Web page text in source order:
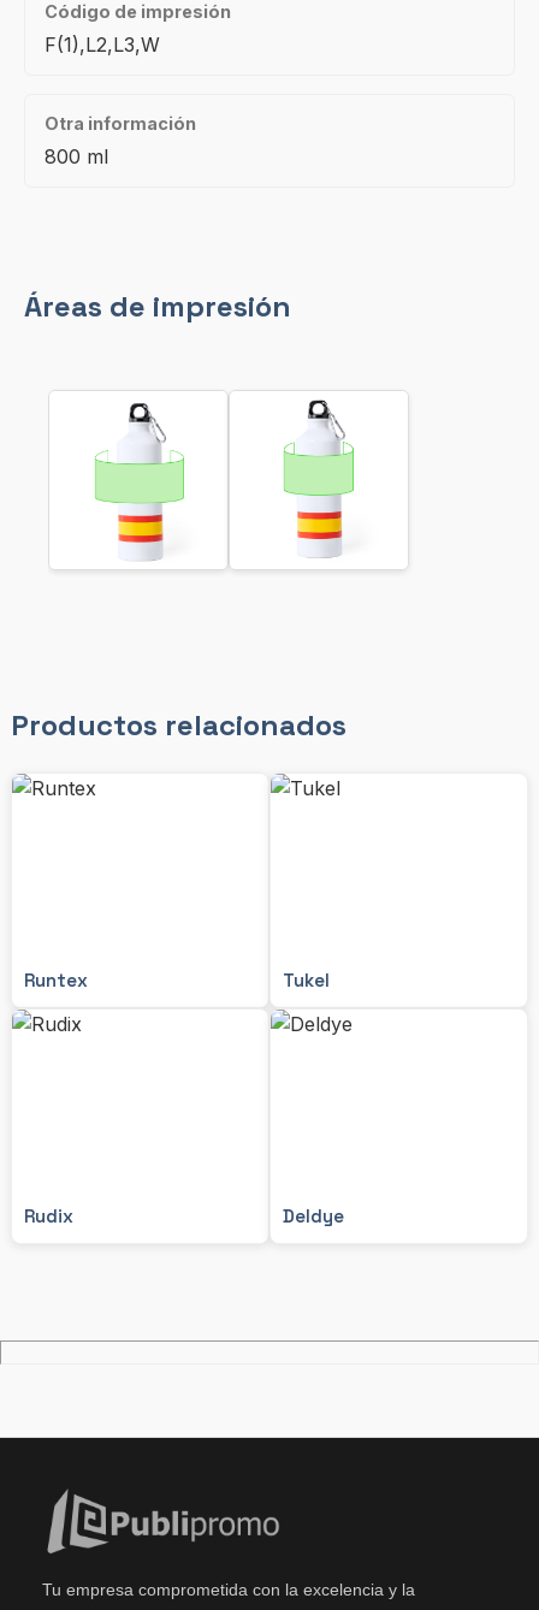
Código de impresión
F(1),L2,L3,W
Otra información
800 ml
Áreas de impresión
Productos relacionados
Runtex Tukel
Rudix Deldye
Tu empresa comprometida con la excelencia y la